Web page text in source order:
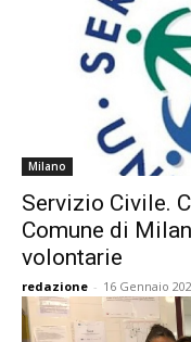
Milano
Servizio Civile.
Comune di
volontarie
redazione - 16 Gennaio